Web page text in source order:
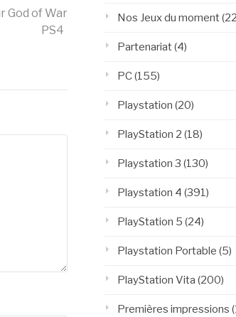
God of War
PS4
Nos Jeux du moment
Partenariat(4)
PC(155)
Playstation (20)
PlayStation 2 (18)
Playstation 3 (130)
Playstation 4 (391)
PlayStation 5 (24)
Playstation Portable (5)
PlayStation Vita (200)
Premières impressions